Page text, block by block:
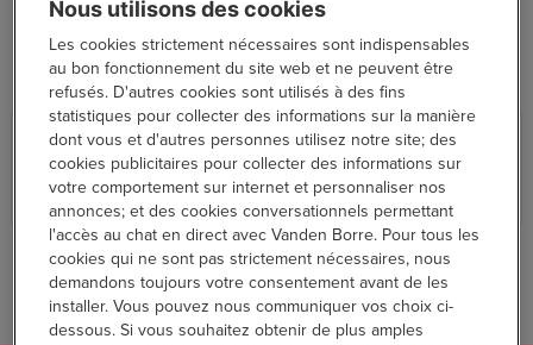
Mon expérience de rasage avec la
série Philips i9000
Beauté & Bien-être
Nous utilisons des cookies
Les cookies strictement nécessaires sont indispensables
au bon fonctionnement du site web et ne peuvent être
refusés. D'autres cookies sont utilisés à des fins
statistiques pour collecter des informations sur la manière
dont vous et d'autres personnes utilisez notre site; des
cookies publicitaires pour collecter des informations sur
votre comportement sur internet et personnaliser nos
annonces; et des cookies conversationnels permettant
l'accès au chat en direct avec Vanden Borre. Pour tous les
cookies qui ne sont pas strictement nécessaires, nous
demandons toujours votre consentement avant de les
installer. Vous pouvez nous communiquer vos choix ci-
dessous. Si vous souhaitez obtenir de plus amples